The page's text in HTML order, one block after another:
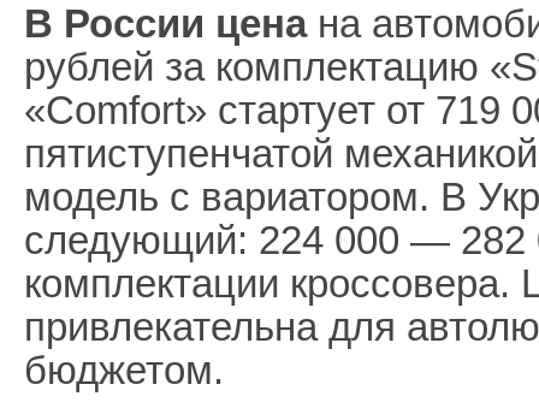
В России ценана
рублей за комплектацию
«Comfort» стартует от 719
пятиступенчатой
модель с вариатором. В
следующий: 224 000 — 282
комплектации кроссовера.
привлекательна для
бюджетом.